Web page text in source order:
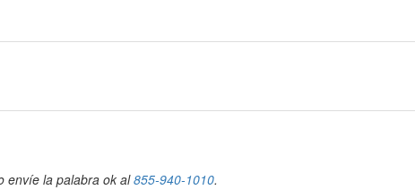
envíe la palabra ok al855-940-1010.